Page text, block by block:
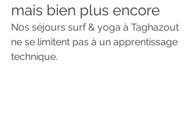
mais bien plus encore
Nos séjours surf & yoga à Taghazout
ne se limitent pas à un apprentissage
technique.